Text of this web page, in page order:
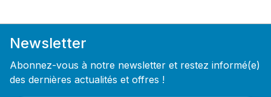
Newsletter
Abonnez-vous à notre newsletter et restez informé(e)
des dernières actualités et offres !